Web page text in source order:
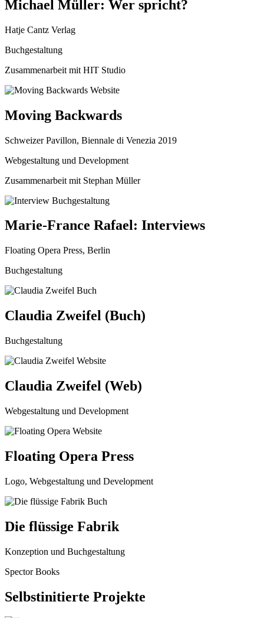
Michael Müller: Wer spricht?
Hatje Cantz Verlag
Buchgestaltung
Zusammenarbeit mit HIT Studio
Moving Backwards
Schweizer Pavillon, Biennale di Venezia 2019
Webgestaltung und Development
Zusammenarbeit mit Stephan Müller
Marie-France Rafael: Interviews
Floating Opera Press, Berlin
Buchgestaltung
Claudia Zweifel (Buch)
Buchgestaltung
Claudia Zweifel (Web)
Webgestaltung und Development
Floating Opera Press
Logo, Webgestaltung und Development
Die flüssige Fabrik
Konzeption und Buchgestaltung
Spector Books
Selbstinitierte Projekte